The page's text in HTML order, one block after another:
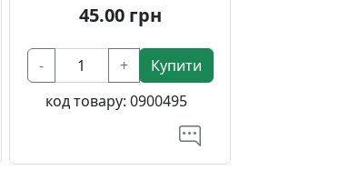
45.00грн
- +
Купити
код товару: 0900495